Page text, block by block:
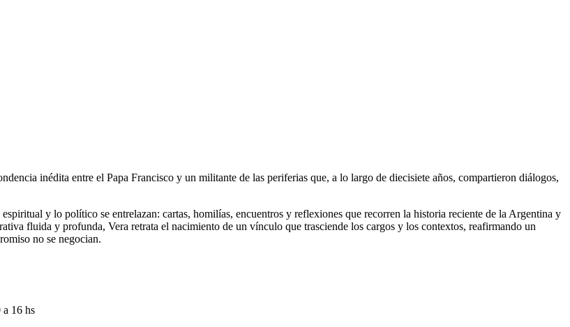
inédita entre el Papa Francisco y un militante de las periferias que, a lo largo de diecisiete años, compartieron diálogos,
y lo político se entrelazan: cartas, homilías, encuentros y reflexiones que recorren la historia reciente de la Argentina y
fluida y profunda, Vera retrata el nacimiento de un vínculo que trasciende los cargos y los contextos, reafirmando un
no se negocian.
16 hs